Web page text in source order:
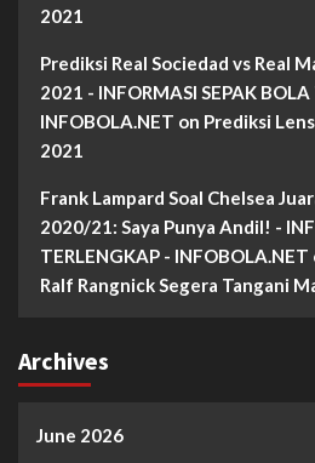
2021
Prediksi Real Sociedad vs Real
2021 - INFORMASI SEPAK
INFOBOLA.NET on Prediksi
2021
Frank Lampard Soal Chelsea
2020/21: Saya Punya Andil! -
TERLENGKAP - INFOBOLA.NET
Ralf Rangnick Segera Tangani
Archives
June 2026